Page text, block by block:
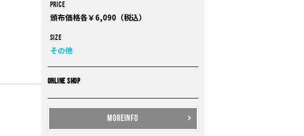
PRICE
頒布価格各￥6,090（税込）
Size
その他
ONLINE SHOP
MOREINFO